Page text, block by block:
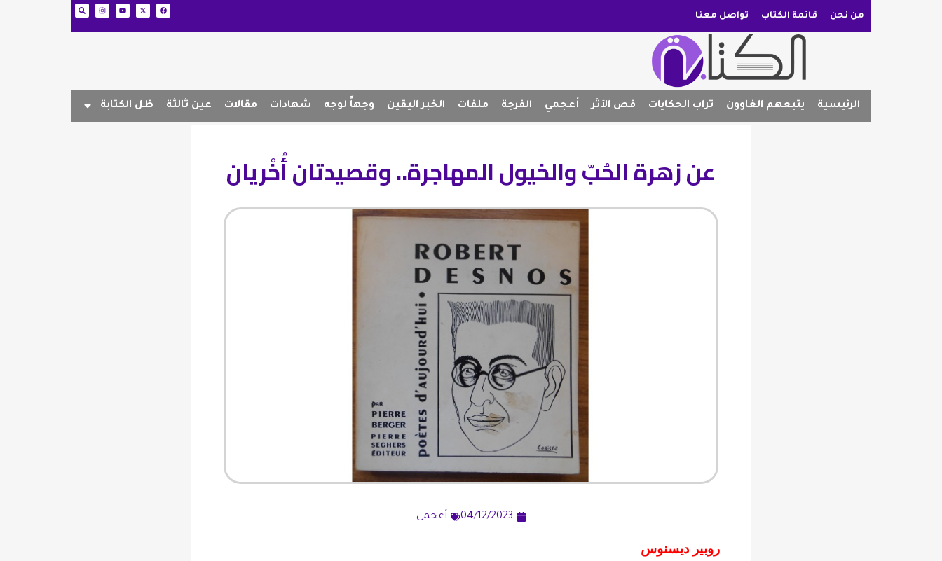
من نحن قائمة الكتاب تواصل معنا
الرئيسية يتبعهم الغاوون تراب الحكايات قص الأثر أعجمي الفرجة ملفات الخبر اليقين وجهاً لوجه شهادات مقالات عين ثالثة ظل الكتابة
عن زهرة الحُبّ والخيول المهاجرة.. وقصيدتان أُخْريان
04/12/2023 أعجمي
روبير ديسنوس